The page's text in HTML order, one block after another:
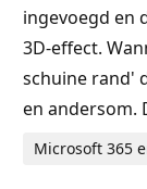
ingevoegd en
3D-effect.
schuine rand'
en andersom.
Microsoft 365